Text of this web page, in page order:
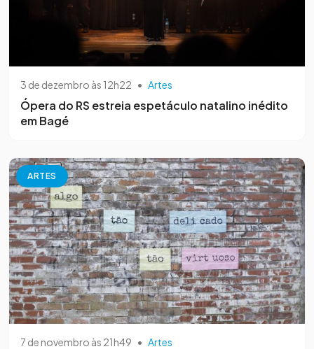
3 de dezembro às 12h22 • Artes
Ópera do RS estreia espetáculo natalino inédito
em Bagé
ARTES
7 de novembro às 21h49 • Artes